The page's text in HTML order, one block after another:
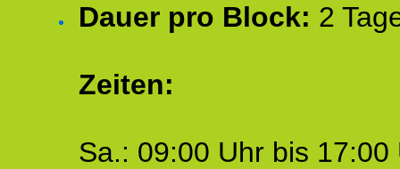
Dauer pro Block: 2
Zeiten:
Sa.: 09:00 Uhr bis 17:00